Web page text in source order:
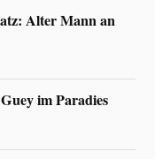
Alter Mann an
im Paradies